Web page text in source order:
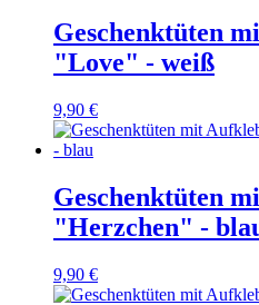
Geschenktüten
"Love" - weiß
9,90 €
Geschenktüten
"Herzchen" -
9,90 €